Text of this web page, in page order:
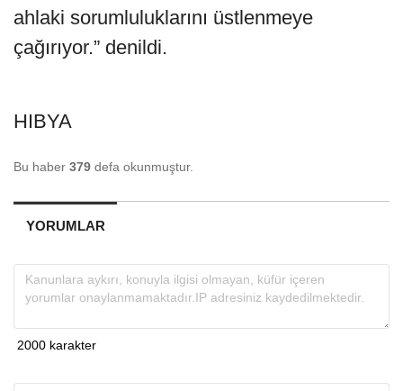
ahlaki sorumluluklarını üstlenmeye
çağırıyor.” denildi.
HIBYA
Bu haber 379 defa okunmuştur.
YORUMLAR